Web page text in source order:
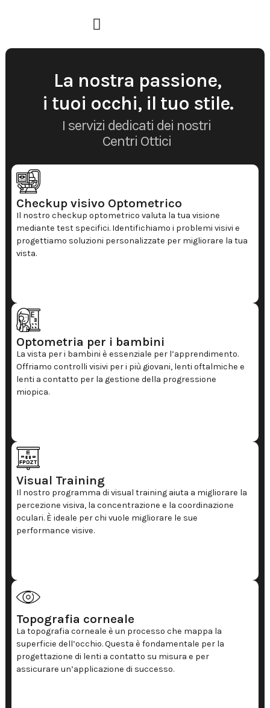
La nostra passione,
i tuoi occhi, il tuo stile.
I servizi dedicati dei nostri
Centri Ottici
Checkup visivo Optometrico
Il nostro checkup optometrico valuta la tua visione
mediante test specifici. Identifichiamo i problemi visivi e
progettiamo soluzioni personalizzate per migliorare la tua
vista.
Optometria per i bambini
La vista per i bambini è essenziale per l’apprendimento.
Offriamo controlli visivi per i più giovani, lenti oftalmiche e
lenti a contatto per la gestione della progressione
miopica.
Visual Training
Il nostro programma di visual training aiuta a migliorare la
percezione visiva, la concentrazione e la coordinazione
oculari. È ideale per chi vuole migliorare le sue
performance visive.
Topografia corneale
La topografia corneale è un processo che mappa la
superficie dell’occhio. Questa è fondamentale per la
progettazione di lenti a contatto su misura e per
assicurare un’applicazione di successo.